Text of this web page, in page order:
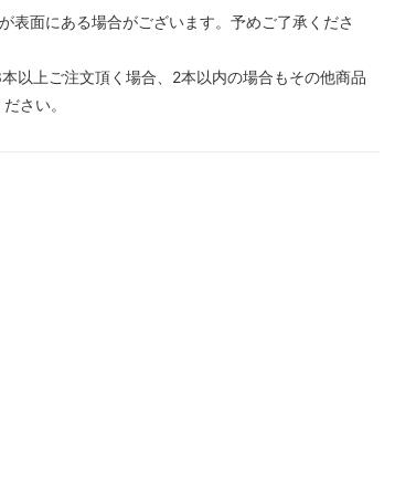
表面にある場合がございます。予めご了承くださ
以上ご注文頂く場合、2本以内の場合もその他商品
さい。